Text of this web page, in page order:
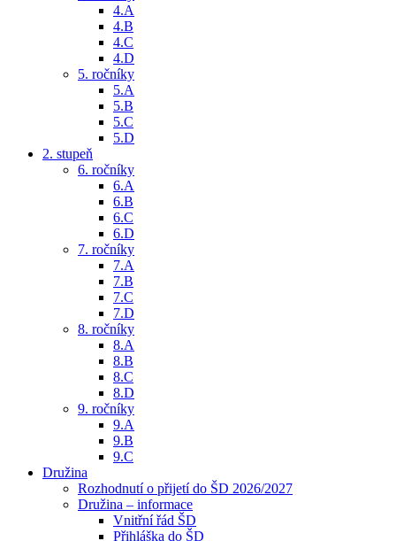
4.A
4.B
4.C
4.D
5. ročníky
5.A
5.B
5.C
5.D
2. stupeň
6. ročníky
6.A
6.B
6.C
6.D
7. ročníky
7.A
7.B
7.C
7.D
8. ročníky
8.A
8.B
8.C
8.D
9. ročníky
9.A
9.B
9.C
Družina
Rozhodnutí o přijetí do ŠD 2026/2027
Družina – informace
Vnitřní řád ŠD
Přihláška do ŠD